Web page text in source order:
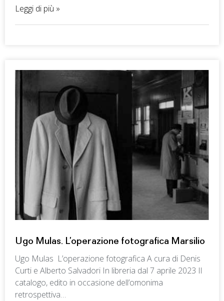
Leggi di più »
Ugo Mulas. L’operazione fotografica Marsilio
Ugo Mulas L’operazione fotografica A cura di Denis
Curti e Alberto Salvadori In libreria dal 7 aprile 2023 Il
catalogo, edito in occasione dell’omonima
retrospettiva…